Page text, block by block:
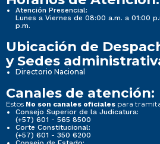
Atención Presencial:
Lunes a Viernes de 08:00 a.m. a 01:00
p.m.
Ubicación de
y Sedes
Directorio Nacional
Canales de atención:
Estos No son canales oficiales para
Consejo Superior de la Judicatura:
(+57) 601 - 565 8500
Corte Constitucional:
(+57) 601 - 350 6200